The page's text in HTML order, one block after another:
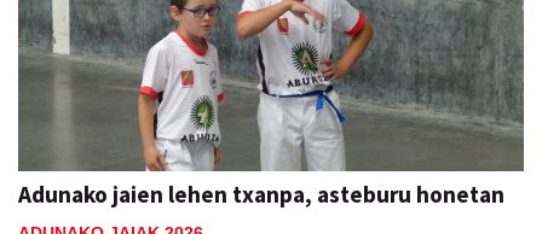
Adunako jaien lehen txanpa, asteburu honetan